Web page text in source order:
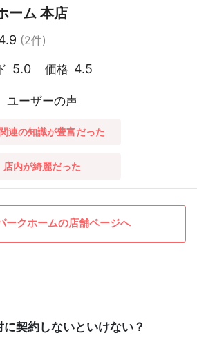
ーム 本店
(2件)
5.0 価格 4.5
ユーザーの声
連の知識が豊富だった
店内が綺麗だった
ークホームの店舗ページへ
契約しないといけない？